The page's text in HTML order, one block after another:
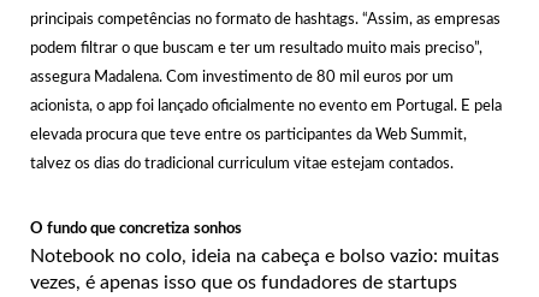
principais competências no formato de hashtags. “Assim, as empresas
podem filtrar o que buscam e ter um resultado muito mais preciso”,
assegura Madalena. Com investimento de 80 mil euros por um
acionista, o app foi lançado oficialmente no evento em Portugal. E pela
elevada procura que teve entre os participantes da Web Summit,
talvez os dias do tradicional curriculum vitae estejam contados.
O fundo que concretiza sonhos
Notebook no colo, ideia na cabeça e bolso vazio: muitas
vezes, é apenas isso que os fundadores de startups